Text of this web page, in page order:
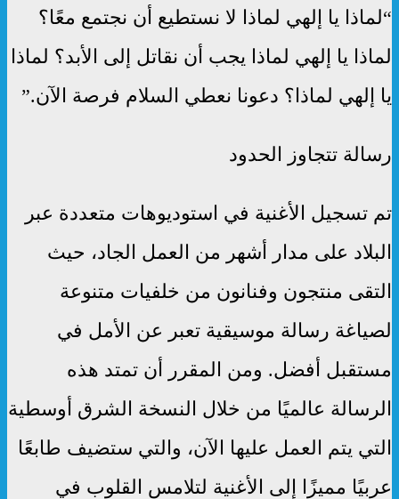
“لماذا يا إلهي لماذا لا نستطيع أن نجتمع معًا؟
لماذا يا إلهي لماذا يجب أن نقاتل إلى الأبد؟ لماذا
يا إلهي لماذا؟ دعونا نعطي السلام فرصة الآن.”
رسالة تتجاوز الحدود
تم تسجيل الأغنية في استوديوهات متعددة عبر
البلاد على مدار أشهر من العمل الجاد، حيث
التقى منتجون وفنانون من خلفيات متنوعة
لصياغة رسالة موسيقية تعبر عن الأمل في
مستقبل أفضل. ومن المقرر أن تمتد هذه
الرسالة عالميًا من خلال النسخة الشرق أوسطية
التي يتم العمل عليها الآن، والتي ستضيف طابعًا
عربيًا مميزًا إلى الأغنية لتلامس القلوب في